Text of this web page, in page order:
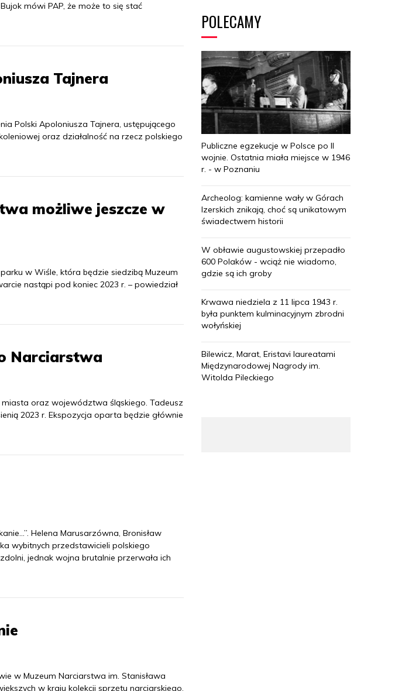
mówi PAP, że może to się stać
Tajnera
Polski Apoloniusza Tajnera, ustępującego
oraz działalność na rzecz polskiego
możliwe jeszcze w
w Wiśle, która będzie siedzibą Muzeum
nastąpi pod koniec 2023 r. – powiedział
Narciarstwa
oraz województwa śląskiego. Tadeusz
2023 r. Ekspozycja oparta będzie głównie
Helena Marusarzówna, Bronisław
wybitnych przedstawicieli polskiego
jednak wojna brutalnie przerwała ich
w Muzeum Narciarstwa im. Stanisława
w kraju kolekcji sprzętu narciarskiego.
POLECAMY
Publiczne egzekucje w Polsce po II
wojnie. Ostatnia miała miejsce w 1946
r. - w Poznaniu
Archeolog: kamienne wały w Górach
Izerskich znikają, choć są unikatowym
świadectwem historii
W obławie augustowskiej przepadło
600 Polaków - wciąż nie wiadomo,
gdzie są ich groby
Krwawa niedziela z 11 lipca 1943 r.
była punktem kulminacyjnym zbrodni
wołyńskiej
Bilewicz, Marat, Eristavi laureatami
Międzynarodowej Nagrody im.
Witolda Pileckiego